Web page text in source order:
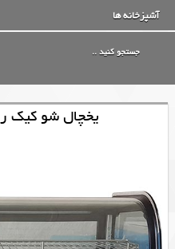
آشپزخانه ها
یخچال شو کیک